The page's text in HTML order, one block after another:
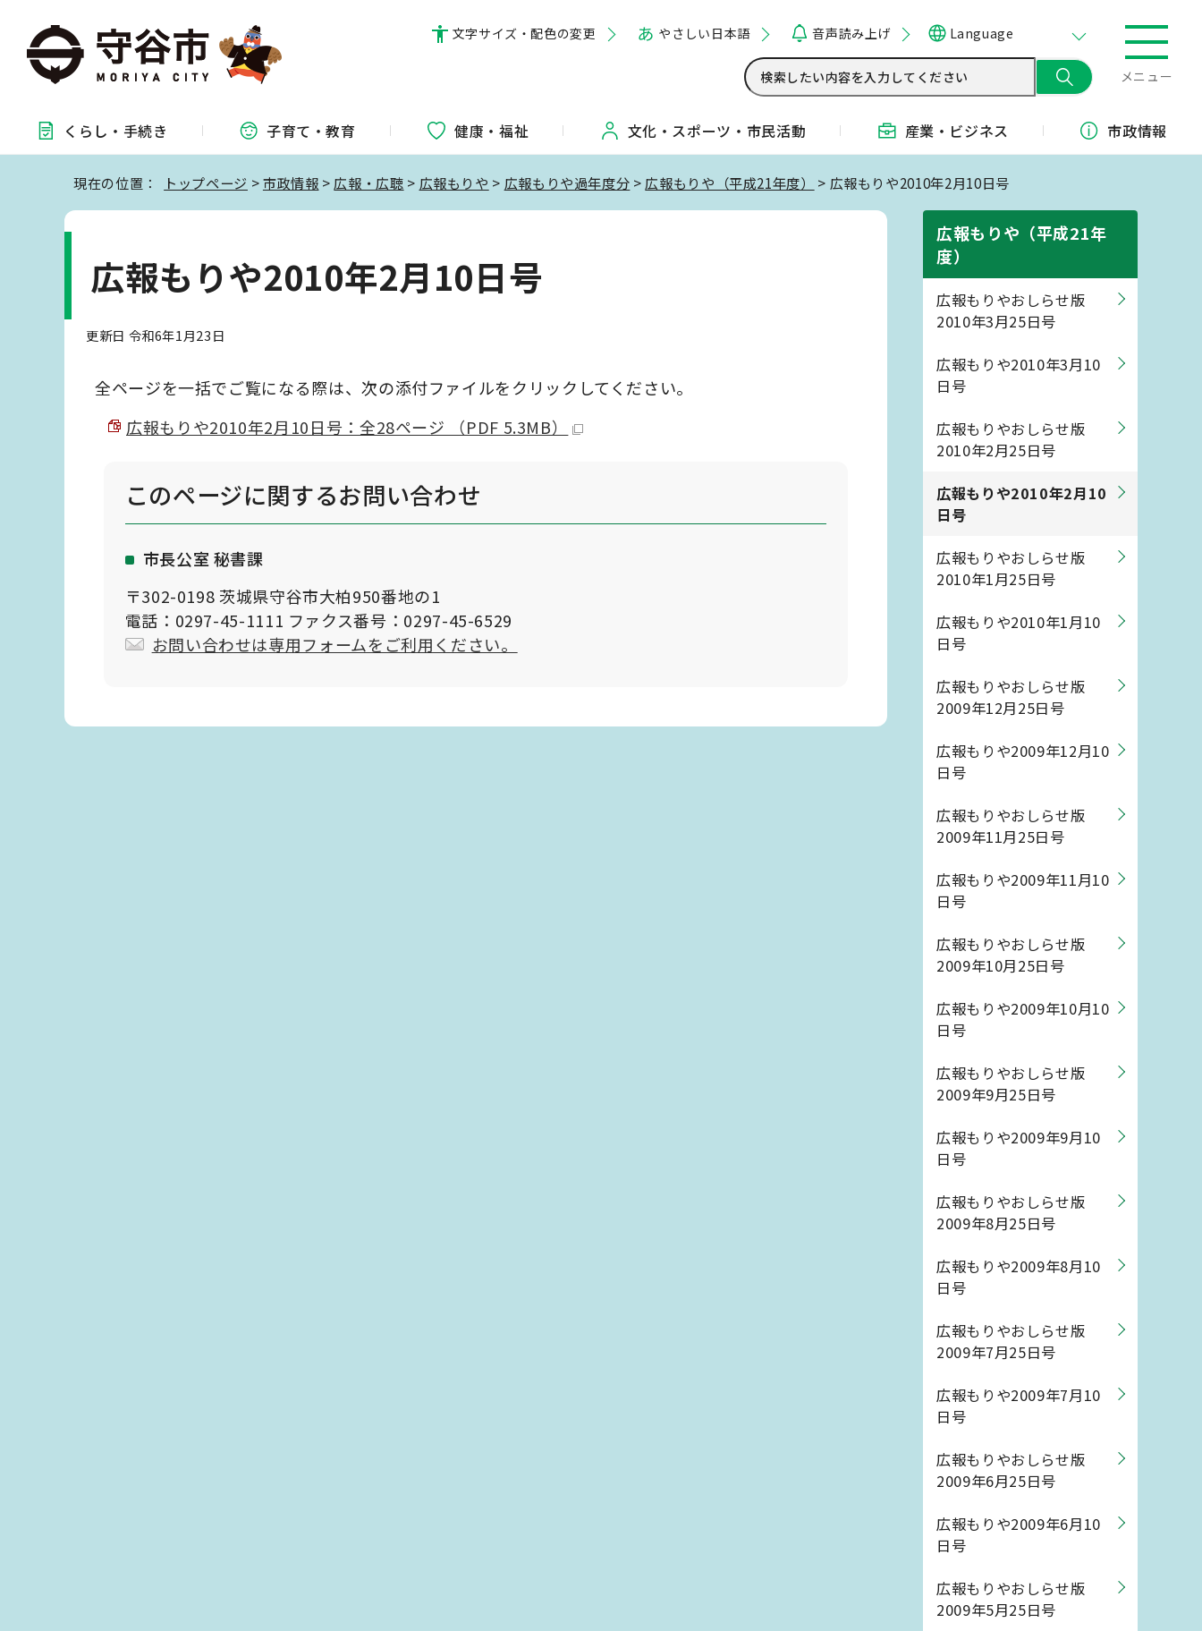
文字サイズ・配色の変更 やさしい日本語 音声読み上げ Language
メニュー
くらし・ 手続き 子育て・教育 健康・福祉 文化・ スポーツ・ 市民活動 産業・ ビジネス 市政情報
現在の位置： トップページ >市政情報 > 広報・広聴 > 広報もりや > 広報もりや過年度分 > 広報もりや（平成21年度） > 広報もりや2010年2月10日号
広報もりや2010年2月10日号
更新日 令和6年1月23日
全ページを一括でご覧になる際は、次の添付ファイルをクリックしてください。
広報もりや2010年2月10日号：全28ページ （PDF 5.3MB）
このページに関するお問い合わせ
市長公室 秘書課
〒302-0198 茨城県守谷市大柏950番地の1
電話：0297-45-1111 ファクス番号：0297-45-6529
お問い合わせは専用フォームをご利用ください。
広報もりや（平成21年
度）
広報もりやおしらせ版
2010年3月25日号
広報もりや2010年3月10
日号
広報もりやおしらせ版
2010年2月25日号
広報もりや2010年2月10
日号
広報もりやおしらせ版
2010年1月25日号
広報もりや2010年1月10
日号
広報もりやおしらせ版
2009年12月25日号
広報もりや2009年12月10
日号
広報もりやおしらせ版
2009年11月25日号
広報もりや2009年11月10
日号
広報もりやおしらせ版
2009年10月25日号
広報もりや2009年10月10
日号
広報もりやおしらせ版
2009年9月25日号
広報もりや2009年9月10
日号
広報もりやおしらせ版
2009年8月25日号
広報もりや2009年8月10
日号
広報もりやおしらせ版
2009年7月25日号
広報もりや2009年7月10
日号
広報もりやおしらせ版
2009年6月25日号
広報もりや2009年6月10
日号
広報もりやおしらせ版
2009年5月25日号